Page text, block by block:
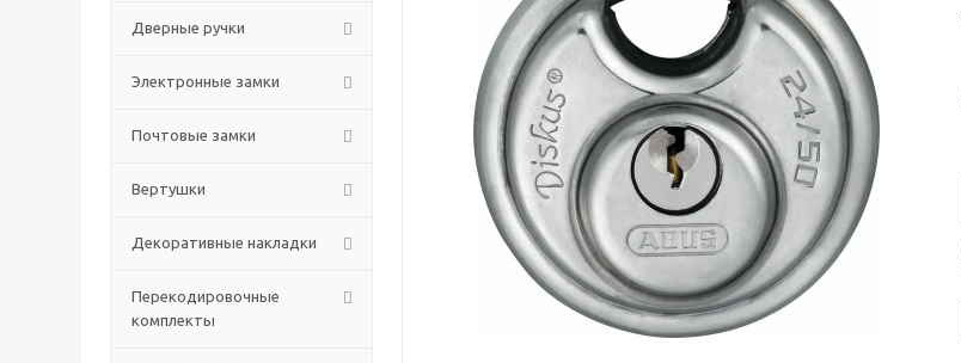
Дверные ручки
Электронные замки
Почтовые замки
Вертушки
Декоративные накладки
Перекодировочные
комплекты